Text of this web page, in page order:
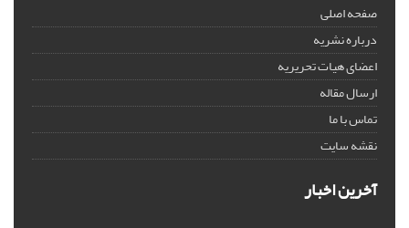
صفحه اصلی
درباره نشریه
اعضای هیات تحریریه
ارسال مقاله
تماس با ما
نقشه سایت
آخرین اخبار